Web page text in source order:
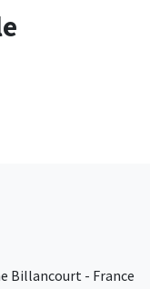
Billancourt - France